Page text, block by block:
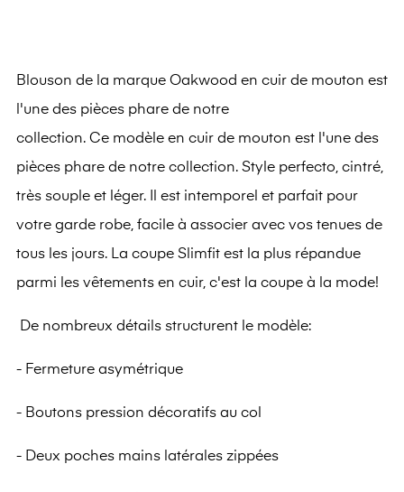
Blouson de la marque Oakwood en cuir de mouton est
l'une des pièces phare de notre
collection. Ce modèle en cuir de mouton est l'une des
pièces phare de notre collection. Style perfecto, cintré,
très souple et léger.
Il est intemporel et parfait pour
votre garde robe, facile à associer avec vos tenues de
tous les jours. La coupe Slimfit est la plus répandue
parmi les vêtements en cuir, c'est la coupe à la mode!
De nombreux détails structurent le modèle:
- Fermeture asymétrique
- Boutons pression décoratifs au col
- Deux poches mains latérales zippées